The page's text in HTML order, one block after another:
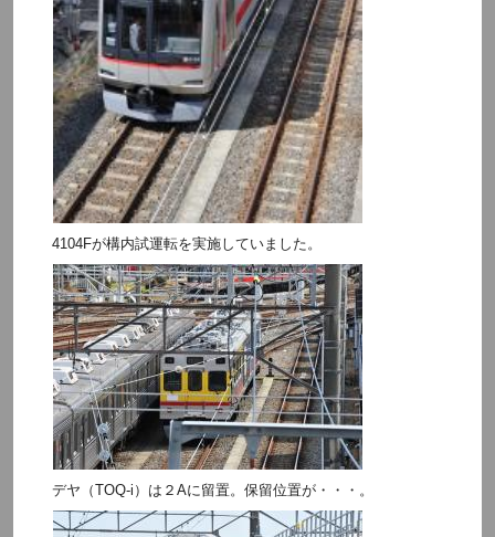
4104Fが構内試運転を実施していました。
デヤ（TOQ-i）は２Aに留置。保留位置が・・・。